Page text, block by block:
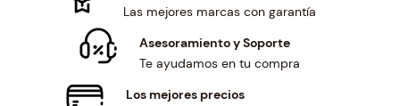
Las mejores marcas con garantía
Asesoramiento y Soporte
Te ayudamos en tu compra
Los mejores precios